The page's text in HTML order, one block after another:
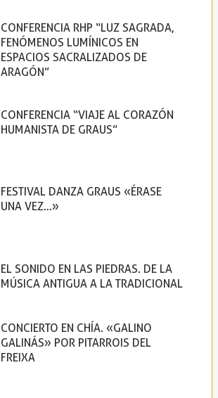
CONFERENCIA RHP “LUZ SAGRADA,
FENÓMENOS LUMÍNICOS EN
ESPACIOS SACRALIZADOS DE
ARAGÓN”
CONFERENCIA “VIAJE AL CORAZÓN
HUMANISTA DE GRAUS”
FESTIVAL DANZA GRAUS «ÉRASE
UNA VEZ…»
EL SONIDO EN LAS PIEDRAS. DE LA
MÚSICA ANTIGUA A LA TRADICIONAL
CONCIERTO EN CHÍA. «GALINO
GALINÁS» POR PITARROIS DEL
FREIXA